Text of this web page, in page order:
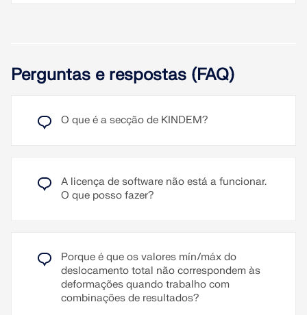
Devido à visualização fotorrealística dos modelos
das cores pode ser ajustada livremente e guardada
A saída no relatório pode ser gerada em diferentes
Outros idiomas podem ser criados pelo próprio
usuário.
Textos adicionais podem ser importados como
gráficos vistos de diferentes direções a serem
especificadas. Por exemplo, é possível imprimir
todos os esforços internos numa vista isométrica
através de um clique com o rato.
Perguntas e respostas (FAQ)
O que é a secção de KINDEM?
A licença de software não está a funcionar.
O que posso fazer?
Porque é que os valores mín/máx do
deslocamento total não correspondem às
deformações quando trabalho com
combinações de resultados?